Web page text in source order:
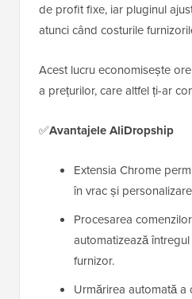
de profit fixe, iar pluginul
atunci când costurile
Acest lucru economisește
a prețurilor, care altfel ți-ar
✅Avantajele AliDropship
Extensia Chrome
în vrac și
Procesarea
automatizează
furnizor.
Urmărirea automată